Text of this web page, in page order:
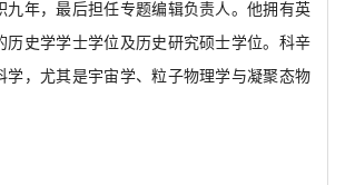
九年，最后担任专题编辑负责人。他拥有英
历史学学士学位及历史研究硕士学位。科辛
学，尤其是宇宙学、粒子物理学与凝聚态物